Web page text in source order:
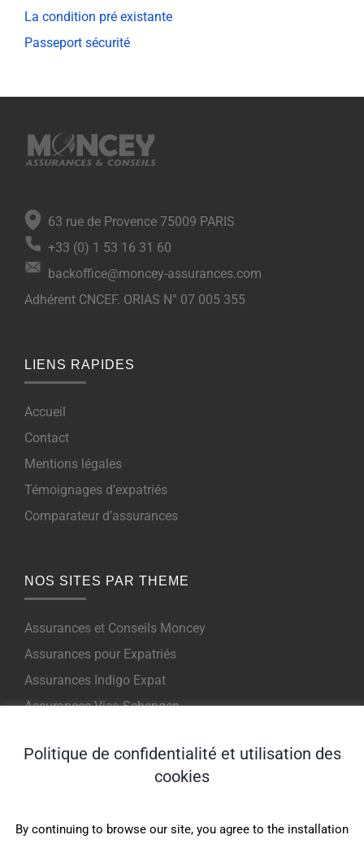
La condition pré existante
Passeport sécurité
63 rue de Provence 75009 PARIS
+33 (0) 1 53 16 31 60
backoffice@moncey-assurances.com
Adhérent CNCEF. ORIAS N° 07 005 355
LIENS RAPIDES
Accueil
Contact
Mentions légales
Témoignages d’expatriés
Comparateur d’assurances
NOS SITES PAR THEME
Assurances et Conseils Moncey
Assurances pour Expatriés
Assurances Indigo Expat
Assurances Visa Schengen
Politique de confidentialité et utilisation des
cookies
By continuing to browse our site, you agree to the installation